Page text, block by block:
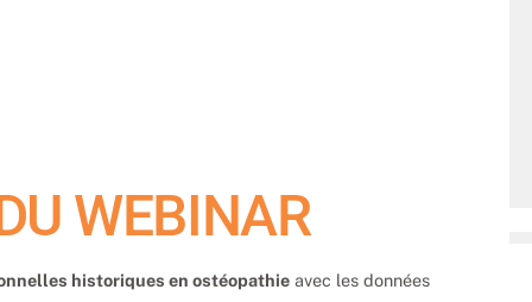
WEBINAR
historiques en ostéopathie avec les données